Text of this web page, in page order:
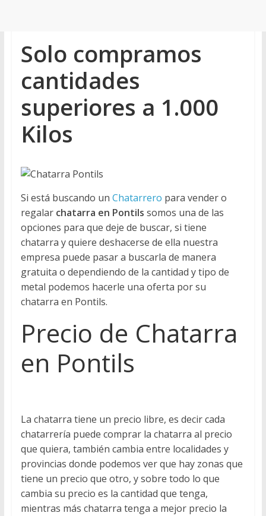
Solo compramos
cantidades
superiores a 1.000
Kilos
Si está buscando un Chatarrero para vender o
regalar chatarra en Pontils somos una de las
opciones para que deje de buscar, si tiene
chatarra y quiere deshacerse de ella nuestra
empresa puede pasar a buscarla de manera
gratuita o dependiendo de la cantidad y tipo de
metal podemos hacerle una oferta por su
chatarra en Pontils.
Precio de Chatarra
en Pontils
La chatarra tiene un precio libre, es decir cada
chatarrería puede comprar la chatarra al precio
que quiera, también cambia entre localidades y
provincias donde podemos ver que hay zonas que
tiene un precio que otro, y sobre todo lo que
cambia su precio es la cantidad que tenga,
mientras más chatarra tenga a mejor precio la